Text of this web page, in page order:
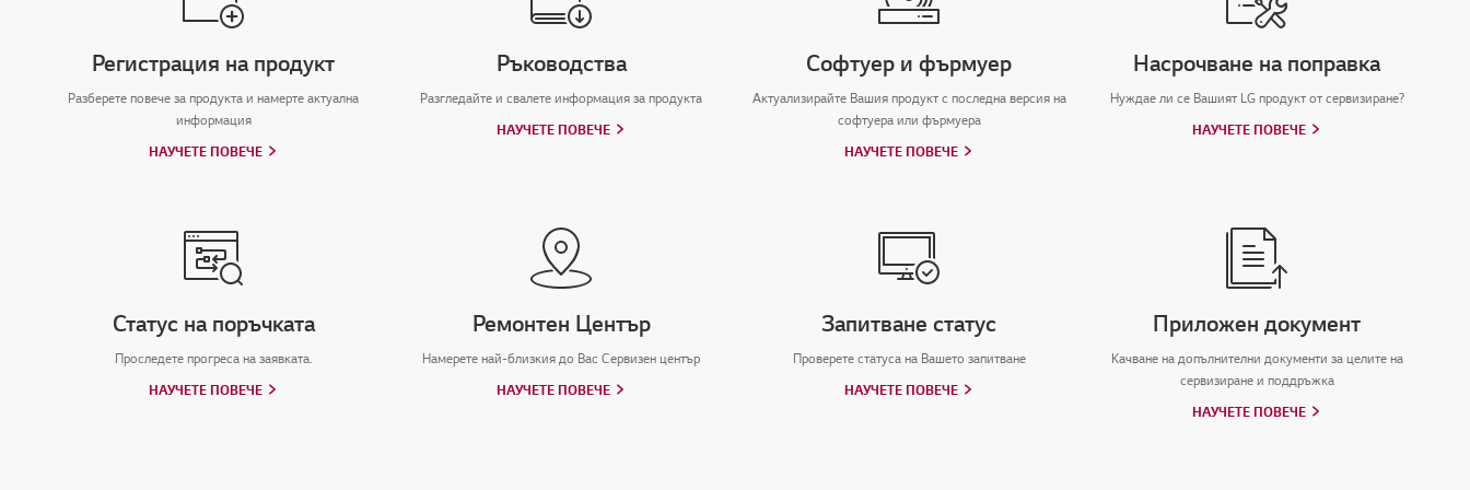
Регистрация на продукт
Разберете повече за продукта и намерте актуална
информация
НАУЧЕТЕ ПОВЕЧЕ
Ръководства
Разгледайте и свалете информация за продукта
НАУЧЕТЕ ПОВЕЧЕ
Софтуер и фърмуер
Актуализирайте Вашия продукт с последна версия на
софтуера или фърмуера
НАУЧЕТЕ ПОВЕЧЕ
Насрочване на поправка
Нуждае ли се Вашият LG продукт от сервизиране?
НАУЧЕТЕ ПОВЕЧЕ
Статус на поръчката
Проследете прогреса на заявката.
НАУЧЕТЕ ПОВЕЧЕ
Ремонтен Център
Намерете най-близкия до Вас Сервизен център
НАУЧЕТЕ ПОВЕЧЕ
Запитване статус
Проверете статуса на Вашето запитване
НАУЧЕТЕ ПОВЕЧЕ
Приложен документ
Качване на допълнителни документи за целите на
сервизиране и поддръжка
НАУЧЕТЕ ПОВЕЧЕ